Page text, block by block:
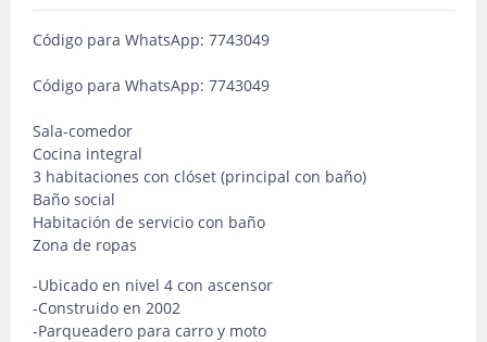
Código para WhatsApp: 7743049
Código para WhatsApp: 7743049
Sala-comedor
Cocina integral
3 habitaciones con clóset (principal con baño)
Baño social
Habitación de servicio con baño
Zona de ropas
-Ubicado en nivel 4 con ascensor
-Construido en 2002
-Parqueadero para carro y moto